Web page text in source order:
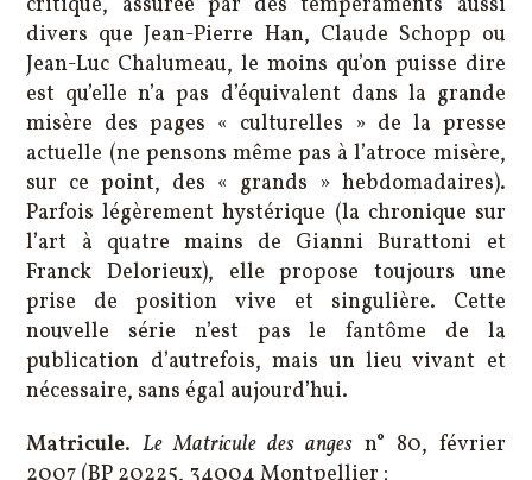
divers que Jean-Pierre Han, Claude Schopp ou
Jean-Luc Chalumeau, le moins qu’on puisse dire
est qu’elle n’a pas d’équivalent dans la grande
misère des pages « culturelles » de la presse
actuelle (ne pensons même pas à l’atroce misère,
sur ce point, des « grands » hebdomadaires).
Parfois légèrement hystérique (la chronique sur
l’art à quatre mains de Gianni Burattoni et
Franck Delorieux), elle propose toujours une
prise de position vive et singulière. Cette
nouvelle série n’est pas le fantôme de la
publication d’autrefois, mais un lieu vivant et
nécessaire, sans égal aujourd’hui.
Matricule.Le Matricule des angesn° 80, février